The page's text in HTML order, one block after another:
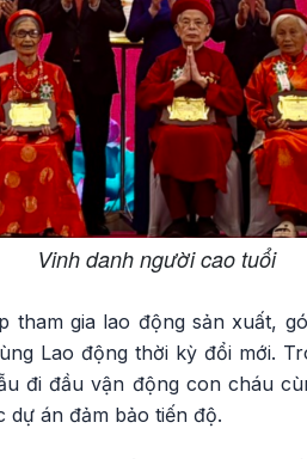
Vinh danh người cao tuổi
tham gia lao động sản xuất,
Lao động thời kỳ đổi mới.
đi đầu vận động con cháu
dự án đảm bảo tiến độ.